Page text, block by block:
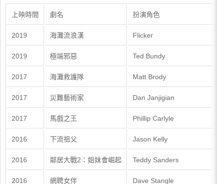
上映時間 劇名 扮演角色
2019 海灘流浪漢 Flicker
2019 極端邪惡 Ted Bundy
2017 海灘救護隊 Matt Brody
2017 災難藝術家 Dan Janjigian
2017 馬戲之王 Phillip Carlyle
2016 下流祖父 Jason Kelly
2016 鄰居大戰2：姐妹會崛起 Teddy Sanders
2016 網聘女伴 Dave Stangle